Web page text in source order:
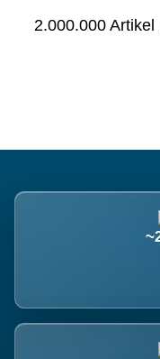
2.000.000